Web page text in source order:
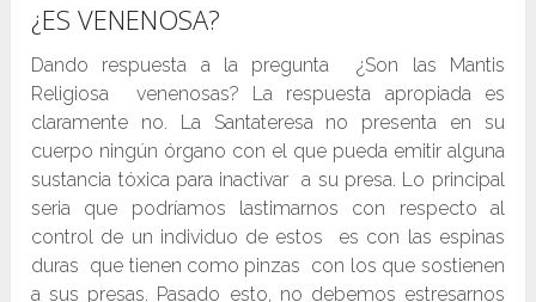
¿ES VENENOSA?
Dando respuesta a la pregunta ¿Son las Mantis
Religiosa venenosas? La respuesta apropiada es
claramente no. La Santateresa no presenta en su
cuerpo ningún órgano con el que pueda emitir alguna
sustancia tóxica para inactivar a su presa. Lo principal
seria que podríamos lastimarnos con respecto al
control de un individuo de estos es con las espinas
duras que tienen como pinzas con los que sostienen
a sus presas. Pasado esto, no debemos estresarnos